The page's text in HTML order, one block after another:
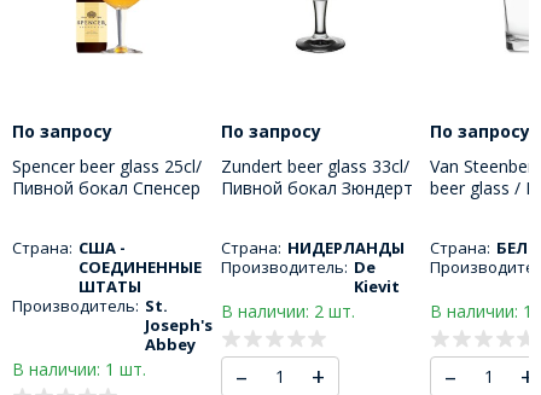
По запросу
Spencer beer glass 25cl/
Пивной бокал Спенсер
Страна: США -
СОЕДИНЕННЫЕ
ШТАТЫ
Производитель: St.
Joseph's
Abbey
В наличии: 1 шт.
По запросу
Zundert beer glass 33cl/
Пивной бокал Зюндерт
Страна: НИДЕРЛАНДЫ
Производитель: De
Kievit
В наличии: 2 шт.
– +
По запросу
Van
beer glass /
Страна:
В наличии: 1
– +